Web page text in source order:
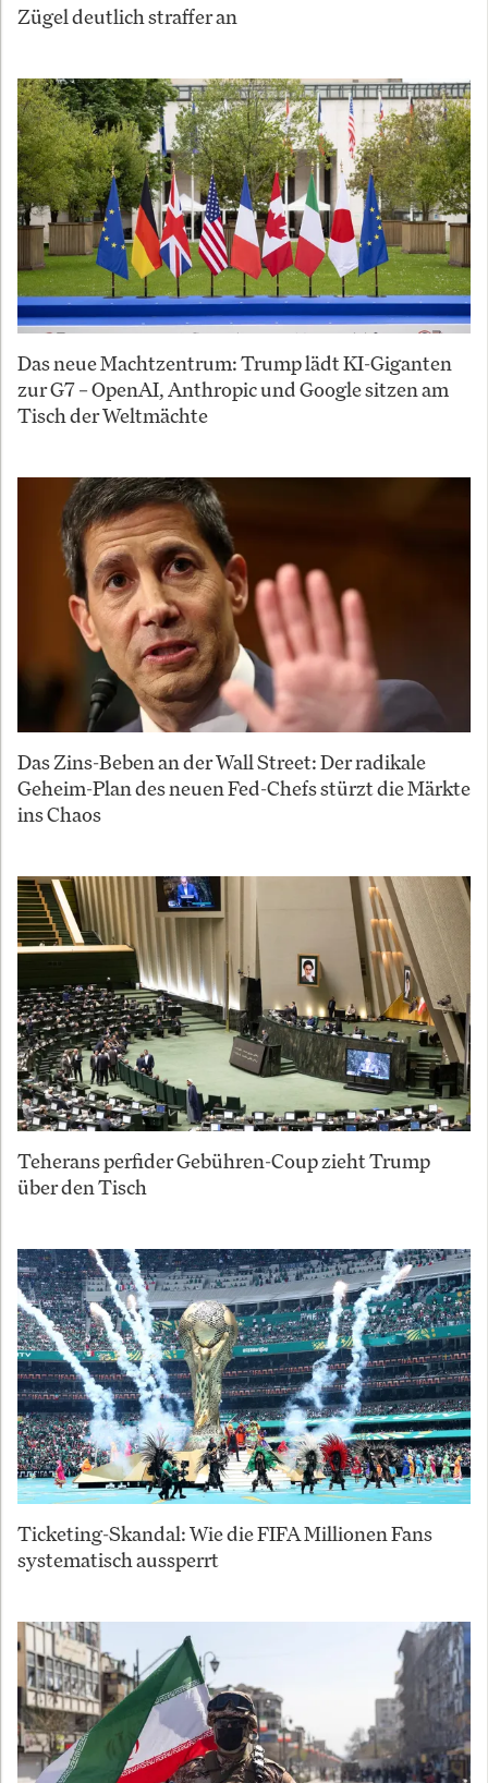
Zügel deutlich straffer an
Das neue Machtzentrum: Trump lädt KI-Giganten
zur G7 – OpenAI, Anthropic und Google sitzen am
Tisch der Weltmächte
Das Zins-Beben an der Wall Street: Der radikale
Geheim-Plan des neuen Fed-Chefs stürzt die Märkte
ins Chaos
Teherans perfider Gebühren-Coup zieht Trump
über den Tisch
Ticketing-Skandal: Wie die FIFA Millionen Fans
systematisch aussperrt